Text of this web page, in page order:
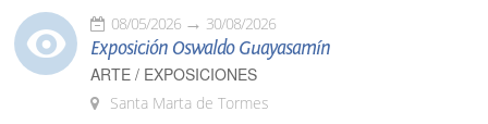
08/05/2026 30/08/2026
Exposición Oswaldo Guayasamín
ARTE / EXPOSICIONES
Santa Marta de Tormes